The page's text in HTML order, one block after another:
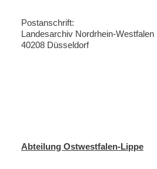
Postanschrift:
Landesarchiv Nordrhein-Westfalen
40208 Düsseldorf
Abteilung Ostwestfalen-Lippe